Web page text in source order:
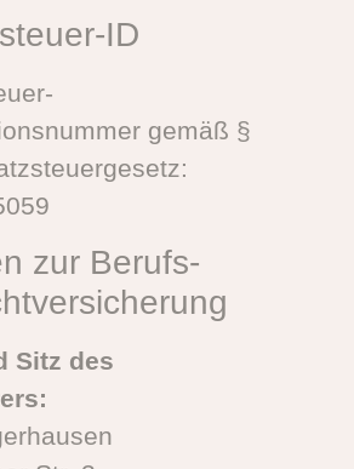
ID
gemäß §
zur Berufs­
Sitz des